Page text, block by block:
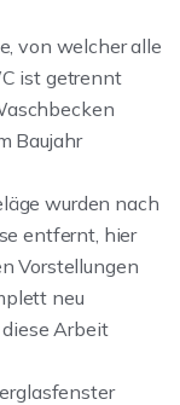
von welcher alle
ist getrennt
Baujahr
wurden nach
entfernt, hier
Vorstellungen
neu
Arbeit